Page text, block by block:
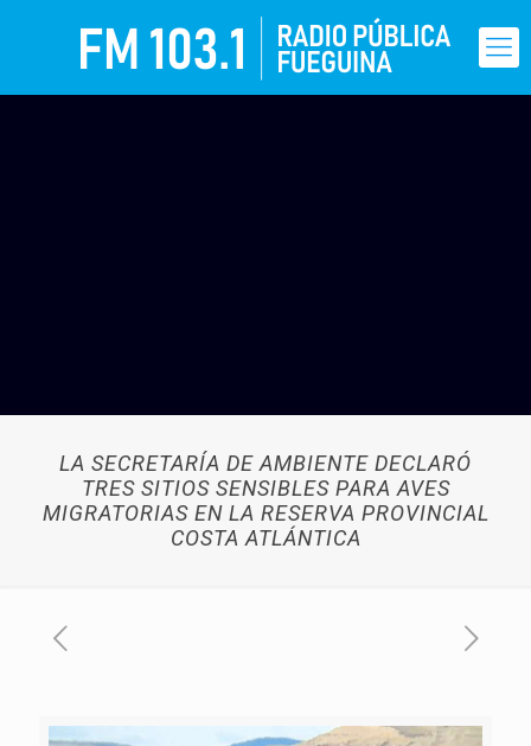
LA SECRETARÍA DE AMBIENTE DECLARÓ
TRES SITIOS SENSIBLES PARA AVES
MIGRATORIAS EN LA RESERVA PROVINCIAL
COSTA ATLÁNTICA